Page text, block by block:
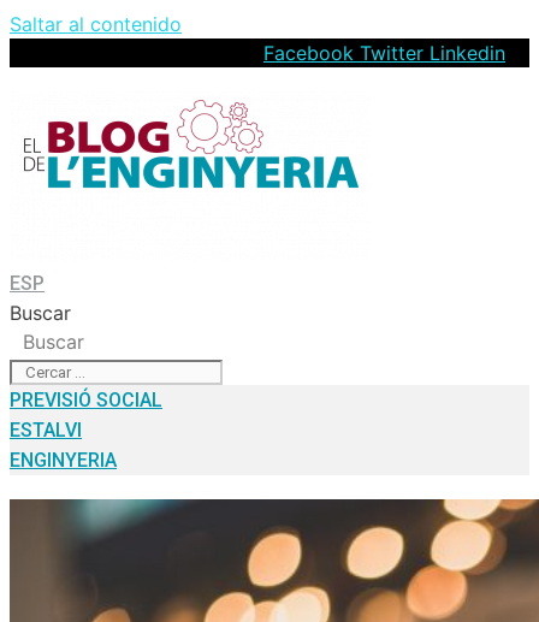
Saltar al contenido
Facebook Twitter Linkedin
ESP
Buscar
Buscar
PREVISIÓ SOCIAL
ESTALVI
ENGINYERIA